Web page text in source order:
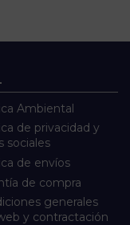
Ambiental
de privacidad y
sociales
de envíos
de compra
generales
y contractación